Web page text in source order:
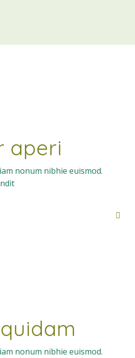
aperi
nonum nibhie euismod.
nonum nibhie euismod.